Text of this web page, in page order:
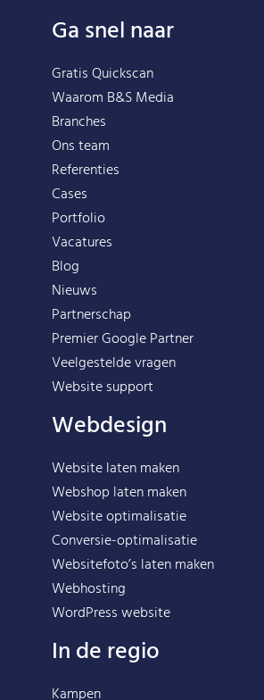
Ga snel naar
Gratis Quickscan
Waarom B&S Media
Branches
Ons team
Referenties
Cases
Portfolio
Vacatures
Blog
Nieuws
Partnerschap
Premier Google Partner
Veelgestelde vragen
Website support
Webdesign
Website laten maken
Webshop laten maken
Website optimalisatie
Conversie-optimalisatie
Websitefoto’s laten maken
Webhosting
WordPress website
In de regio
Kampen